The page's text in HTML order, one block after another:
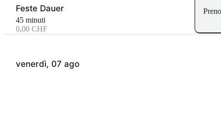
venerdì, 07 ago
Feste Dauer
45 minuti
0,00 CHF